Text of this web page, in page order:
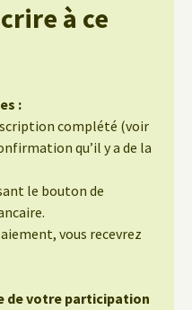
à ce
:
complété (voir
qu’il y a de la
le bouton de
vous recevrez
de votre participation